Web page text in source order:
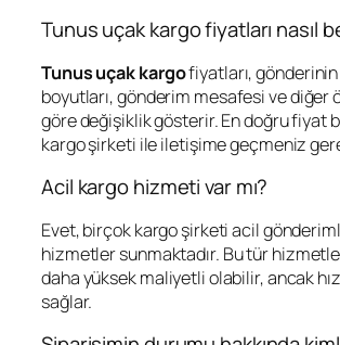
Tunus uçak kargo fiyatları nasıl
Tunus uçak kargofiyatları, gönderinin
boyutları, gönderim mesafesi ve diğer
göre değişiklik gösterir. En doğru fiyat
kargo şirketi ile iletişime geçmeniz
Acil kargo hizmeti var mı?
Evet, birçok kargo şirketi acil
hizmetler sunmaktadır. Bu tür
daha yüksek maliyetli olabilir, ancak
sağlar.